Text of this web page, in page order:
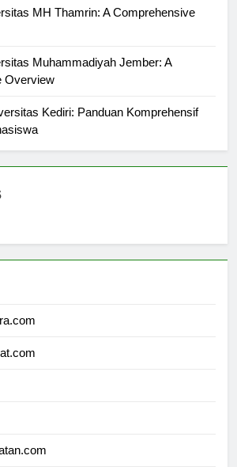
MH Thamrin: A Comprehensive
Muhammadiyah Jember: A
Kediri: Panduan Komprehensif